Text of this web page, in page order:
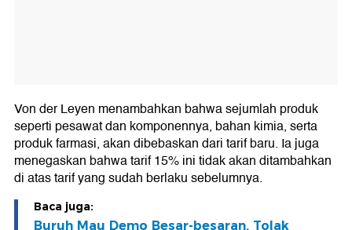
Von der Leyen menambahkan bahwa sejumlah produk
seperti pesawat dan komponennya, bahan kimia, serta
produk farmasi, akan dibebaskan dari tarif baru. Ia juga
menegaskan bahwa tarif 15% ini tidak akan ditambahkan
di atas tarif yang sudah berlaku sebelumnya.
Baca juga:
Buruh Mau Demo Besar-besaran, Tolak